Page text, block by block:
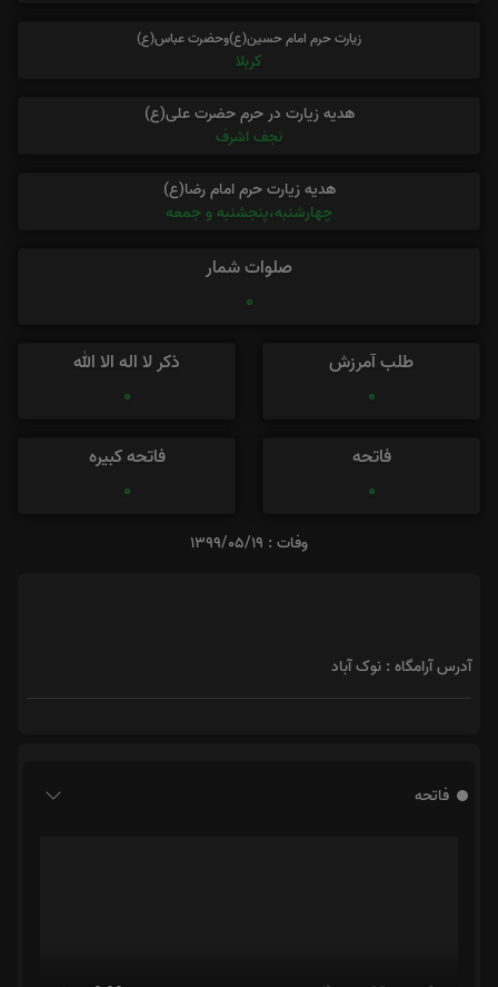
زیارت حرم امام حسین(ع)وحضرت عباس(ع)
کربلا
هدیه زیارت در حرم حضرت علی(ع)
نجف اشرف
هدیه زیارت حرم امام رضا(ع)
چهارشنبه،پنجشنبه و جمعه
صلوات شمار
0
طلب آمرزش
0
ذکر لا اله الا الله
0
فاتحه
0
فاتحه کبیره
0
وفات : 1399/05/19
آدرس آرامگاه : نوک آباد
فاتحه